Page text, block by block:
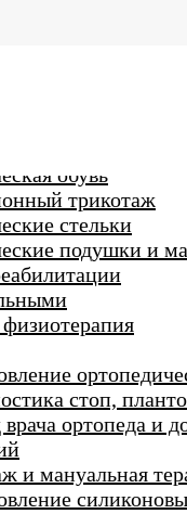
обувь
трикотаж
стельки
подушки и
стоп,
ортопеда и
и мануальная